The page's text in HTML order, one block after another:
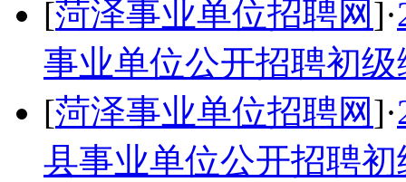
[菏泽事业单位招聘网]·
事业单位公开招聘初
[菏泽事业单位招聘网]·
县事业单位公开招聘